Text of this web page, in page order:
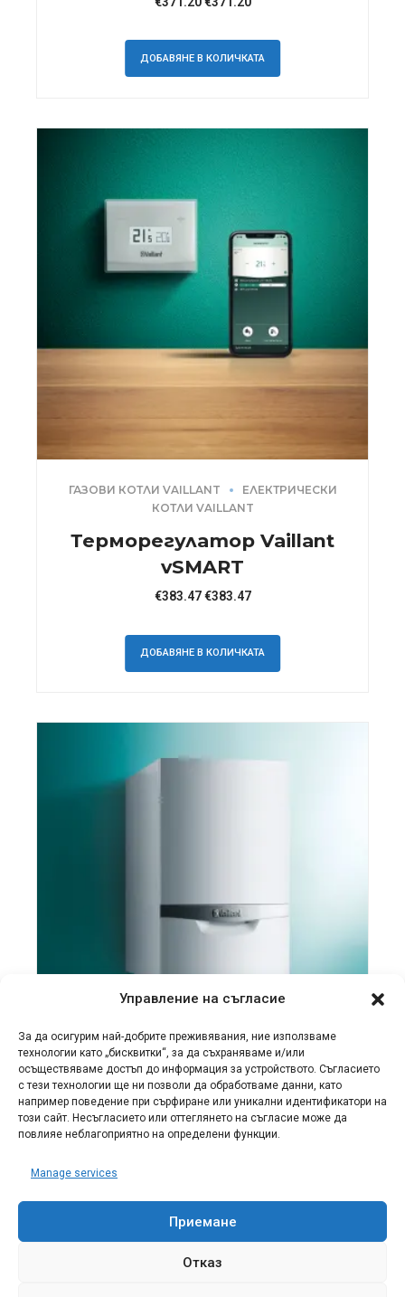
Управление на съгласие
За да осигурим най-добрите преживявания, ние използваме
технологии като „бисквитки“, за да съхраняваме и/или
осъществяваме достъп до информация за устройството. Съгласието
с тези технологии ще ни позволи да обработваме данни, като
например поведение при сърфиране или уникални идентификатори на
този сайт. Несъгласието или оттеглянето на съгласие може да
повлияе неблагоприятно на определени функции.
Manage services
Приемане
Отказ
ДОБАВЯНЕ В КОЛИЧКАТА
ГАЗОВИ КОТЛИ VAILLANT
ЕЛЕКТРИЧЕСКИ
КОТЛИ VAILLANT
Терморегулатор Vaillant
vSMART
€383.47 €383.47
ДОБАВЯНЕ В КОЛИЧКАТА
ГАЗОВИ КОТЛИ VAILLANT
Газов котел Vaillant
ecoTEC Plus VU 486/5-5